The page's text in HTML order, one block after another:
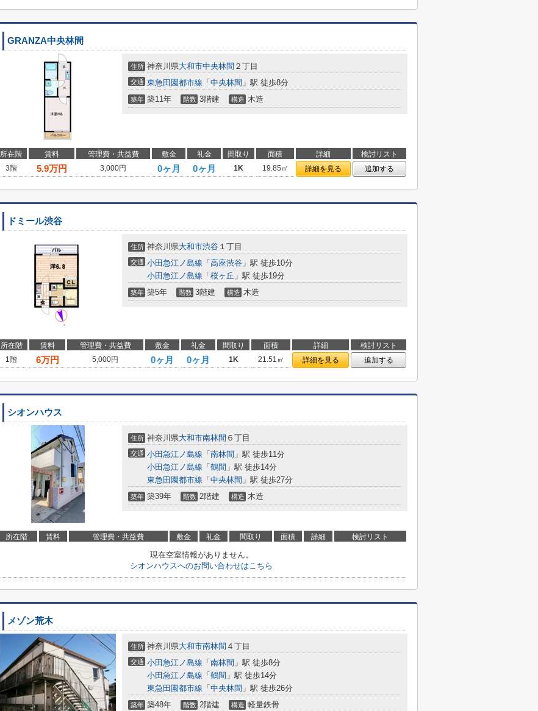
GRANZA中央林間
住所 神奈川県大和市中央林間 ２丁目
交通 東急田園都市線 「 中央林間 」駅 徒歩8分
築年 築11年 階数 3階建 構造 木造
所在階 賃料 管理費・共益費 敷金 礼金 間取り 面積 詳細
検討リスト
3階
5.9万円 3,000円 0ヶ月 0ヶ月 1K 19.85㎡ 詳細を見る 追加する
ドミール渋谷
住所 神奈川県大和市渋谷 １丁目
交通 小田急江ノ島線 「 高座渋谷 」駅 徒歩10分
小田急江ノ島線 「 桜ヶ丘 」駅 徒歩19分
築年 築5年 階数 3階建 構造 木造
所在階 賃料 管理費・共益費 敷金 礼金 間取り 面積 詳細
検討リスト
1階
6万円 5,000円 0ヶ月 0ヶ月 1K 21.51㎡ 詳細を見る 追加する
シオンハウス
住所 神奈川県大和市南林間 ６丁目
交通 小田急江ノ島線 「 南林間 」駅 徒歩11分
小田急江ノ島線 「 鶴間 」駅 徒歩14分
東急田園都市線 「 中央林間 」駅 徒歩27分
築年 築39年 階数 2階建 構造 木造
所在階 賃料 管理費・共益費 敷金 礼金 間取り 面積 詳細 検討リスト
現在空室情報がありません。
シオンハウスへのお問い合わせはこちら
メゾン荒木
住所 神奈川県大和市南林間 ４丁目
交通 小田急江ノ島線 「 南林間 」駅 徒歩8分
小田急江ノ島線 「 鶴間 」駅 徒歩14分
東急田園都市線 「 中央林間 」駅 徒歩26分
築年 築48年 階数 2階建 構造 軽量鉄骨